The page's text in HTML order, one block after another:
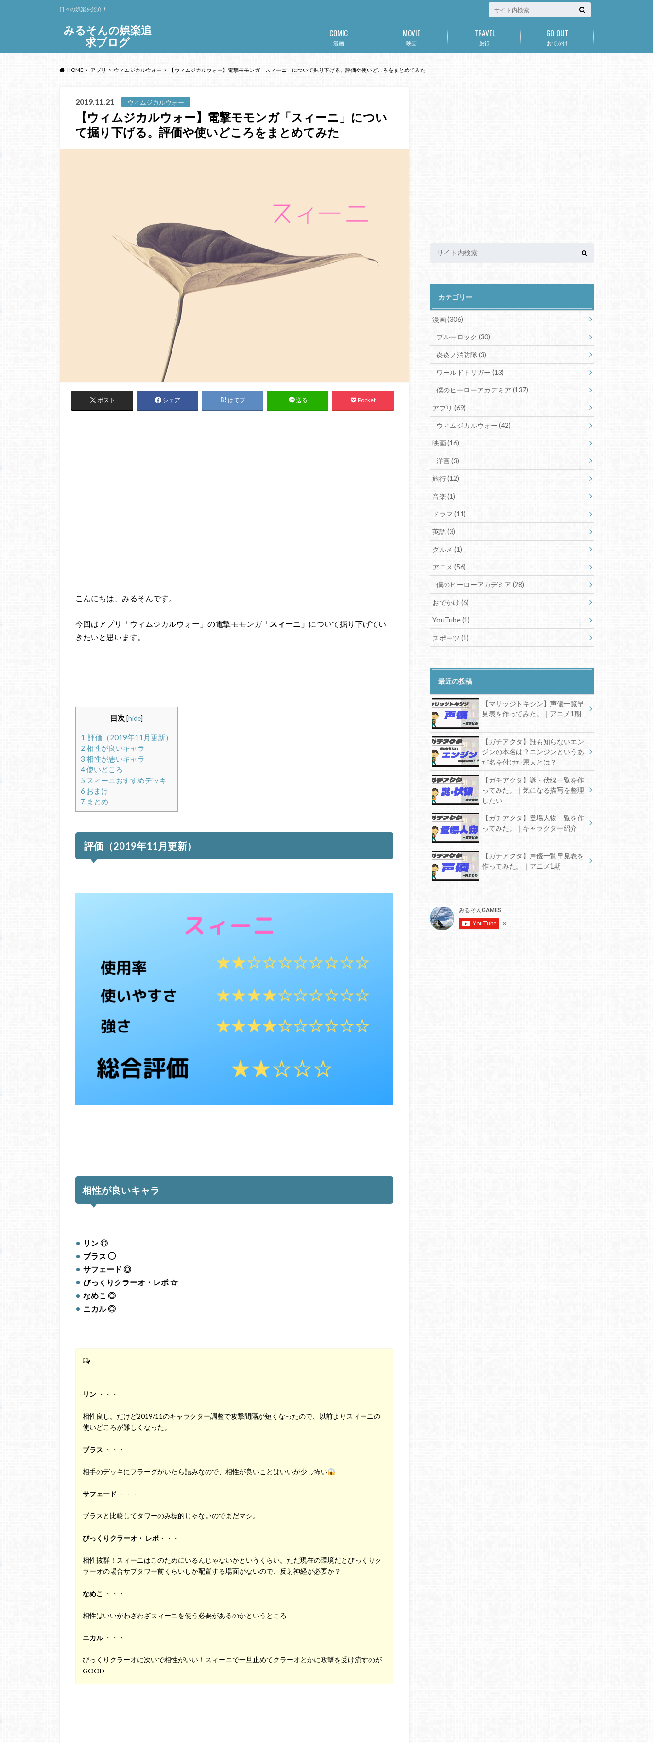
みるそんの娯楽追
求ブログ
日々の娯楽を紹介！
漫画
COMIC
映画
MOVIE
旅行
TRAVEL
おでかけ
GO OUT
HOME アプリ ウィムジカルウォー 【ウィムジカルウォー】電撃モモンガ「スィーニ」について掘り下げる。評価や使いどころをまとめてみた
2019.11.21 ウィムジカルウォー
【ウィムジカルウォー】電撃モモンガ「スィーニ」につい
て掘り下げる。評価や使いどころをまとめてみた
ポスト シェア はてブ 送る Pocket
こんにちは、みるそんです。
今回はアプリ「ウィムジカルウォー」の電撃モモンガ「スィーニ」 について掘り下げてい
きたいと思います。
目次 [hide]
1 評価（2019年11月更新）
2 相性が良いキャラ
3 相性が悪いキャラ
4使いどころ
5 スィーニおすすめデッキ
6 おまけ
7 まとめ
評価（2019年11月更新）
相性が良いキャラ
リン ◎
ブラス ◯
サフェード ◎
びっくりクラーオ・レポ ☆
なめこ ◎
ニカル ◎
リン ・・・
相性良し。だけど2019/11のキャラクター調整で攻撃間隔が短くなったので、以前よりスィーニの
使いどころが難しくなった。
ブラス ・・・
相手のデッキにフラーグがいたら詰みなので、相性が良いことはいいが少し怖い
サフェード ・・・
ブラスと比較してタワーのみ標的じゃないのでまだマシ。
びっくりクラーオ・ レポ ・・・
相性抜群！スィーニはこのためにいるんじゃないかというくらい。ただ現在の環境だとびっくりク
ラーオの場合サブタワー前くらいしか配置する場面がないので、反射神経が必要か？
なめこ ・・・
相性はいいがわざわざスィーニを使う必要があるのかというところ
ニカル・・・
びっくりクラーオに次いで相性がいい！スィーニで一旦止めてクラーオとかに攻撃を受け流すのが
GOOD
カテゴリー
漫画(306)
ブルーロック (30)
炎炎ノ消防隊(3)
ワールドトリガー (13)
僕のヒーローアカデミア (137)
アプリ(69)
ウィムジカルウォー (42)
映画(16)
洋画(3)
旅行(12)
音楽(1)
ドラマ(11)
英語(3)
グルメ(1)
アニメ(56)
僕のヒーローアカデミア (28)
おでかけ(6)
YouTube(1)
スポーツ(1)
最近の投稿
【マリッジトキシン】声優一覧早
見表を作ってみた。｜アニメ1期
【ガチアクタ】誰も知らないエン
ジンの本名は？エンジンというあ
だ名を付けた恩人とは？
【ガチアクタ】謎・伏線一覧を作
ってみた。｜気になる描写を整理
したい
【ガチアクタ】登場人物一覧を作
ってみた。｜キャラクター紹介
【ガチアクタ】声優一覧早見表を
作ってみた。｜アニメ1期